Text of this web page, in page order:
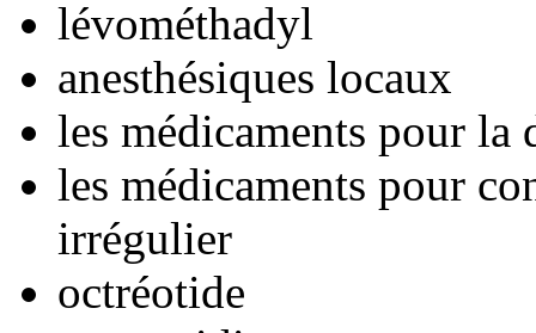
lévométhadyl
anesthésiques locaux
les médicaments pour la
les médicaments pour
irrégulier
octréotide